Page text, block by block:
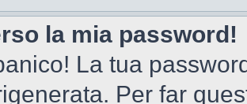
la mia password!
La tua
Per far